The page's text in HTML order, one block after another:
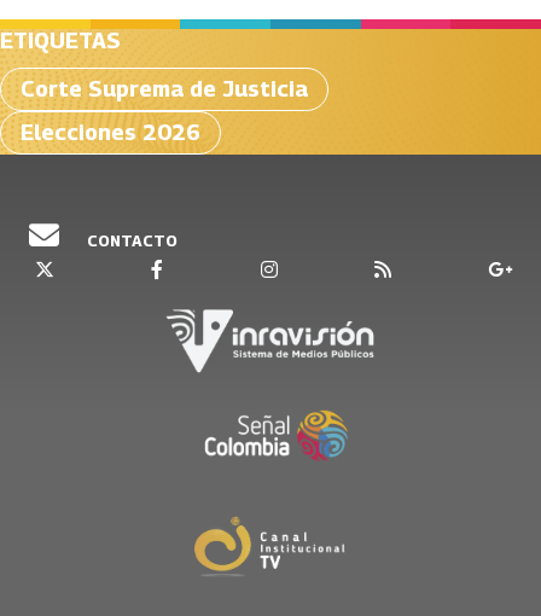
ETIQUETAS
Corte Suprema de Justicia
Elecciones 2026
CONTACTO